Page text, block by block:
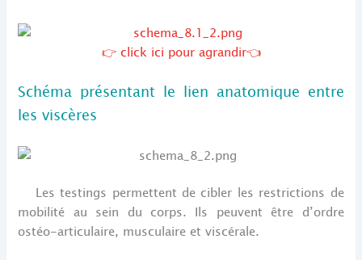
👉 click ici pour agrandir👈
Schéma présentant le lien anatomique entre
les viscères
Les testings permettent de cibler les restrictions de
mobilité au sein du corps. Ils peuvent être d’ordre
ostéo-articulaire, musculaire et viscérale.